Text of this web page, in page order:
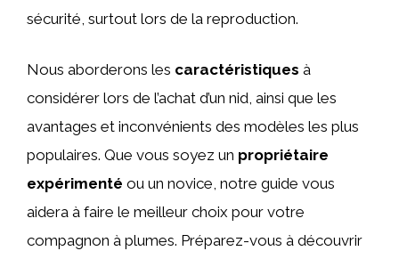
sécurité, surtout lors de la reproduction.
Nous aborderons les caractéristiques à
considérer lors de l’achat d’un nid, ainsi que les
avantages et inconvénients des modèles les plus
populaires. Que vous soyez un propriétaire
expérimenté ou un novice, notre guide vous
aidera à faire le meilleur choix pour votre
compagnon à plumes. Préparez-vous à découvrir